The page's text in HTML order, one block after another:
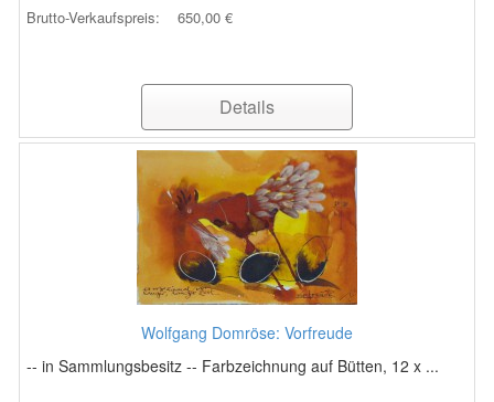
Brutto-Verkaufspreis: 650,00 €
Details
Wolfgang Domröse: Vorfreude
-- in Sammlungsbesitz -- Farbzeichnung auf Bütten, 12 x ...